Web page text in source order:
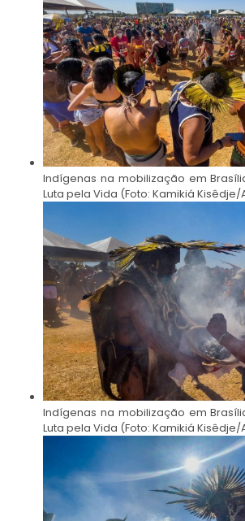
Indígenas na mobilização em
Luta pela Vida (Foto: Kamikiá Kisêdje/
Indígenas na mobilização em
Luta pela Vida (Foto: Kamikiá Kisêdje/